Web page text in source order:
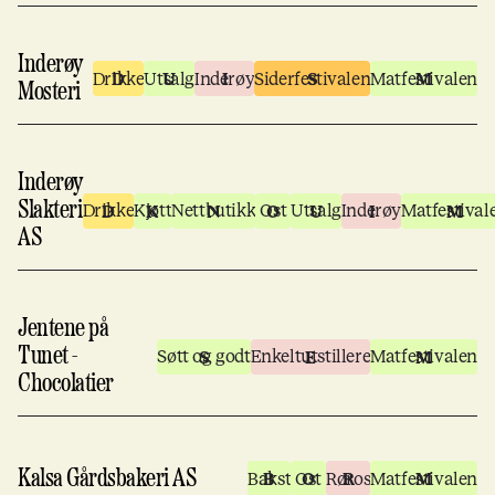
Inderøy
Mosteri DrikkeUtsalgInderøySiderfestivalenMatfestivalen
Inderøy
Slakteri
AS
DrikkeKjøttNettbutikk OstUtsalgInderøy
Jentene på
Tunet -
Chocolatier
Søtt og godtEnkeltutstillereMatfestivalen
Kalsa Gårdsbakeri AS Bakst OstRørosMatfestivalen